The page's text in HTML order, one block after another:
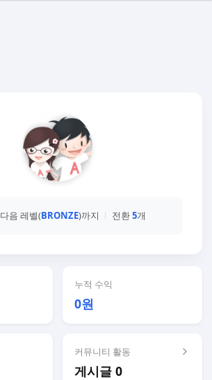
다음 레벨(BRONZE)까지 전환5개
누적 수익
0원
커뮤니티 활동
게시글 0